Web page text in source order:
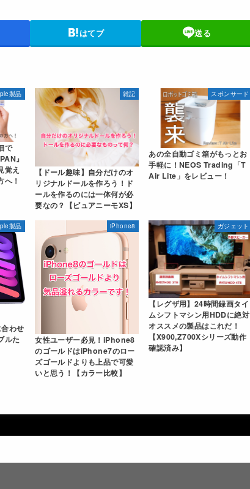
はてブ 送る
製品
で
』
覚え
！
雑記
【ドール趣味】自分だけのオ
リジナルドールを作ろう！ド
ールを作るのには一体何が必
要なの？【ピュアニーモXS】
スポンサード
あの全自動ゴミ箱がもっとお
手軽に！NEOS Trading「T
Air Lite」をレビュー！
製品
わせ
ルた
iPhone8
女性ユーザー必見！iPhone8
のゴールドはiPhone7のロー
ズゴールドよりも上品で可愛
いと思う！【カラー比較】
ガジェット
【レグザ用】24時間録画タイ
ムシフトマシン用HDDに絶対
オススメの製品はこれだ！
【X900,Z700Xシリーズ動作
確認済み】